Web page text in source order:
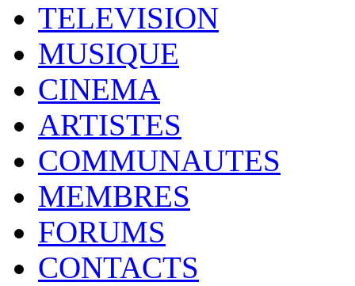
TELEVISION
MUSIQUE
CINEMA
ARTISTES
COMMUNAUTES
MEMBRES
FORUMS
CONTACTS